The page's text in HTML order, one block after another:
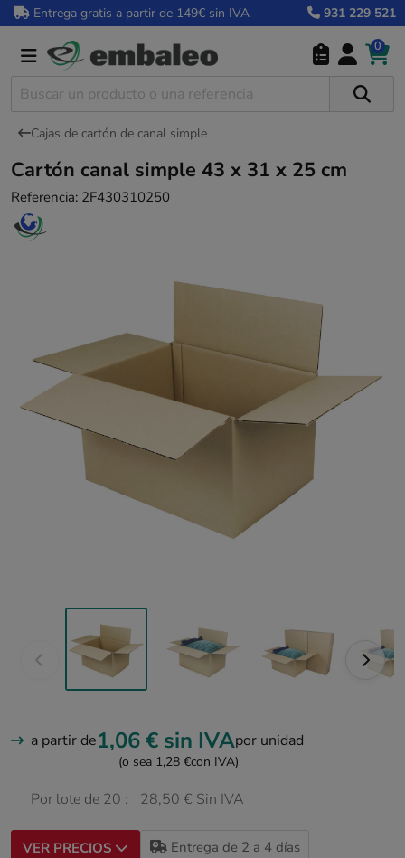
Entrega gratis a partir de 149€ sin IVA 931 229 521
0
Cajas de cartón de canal simple
Cartón canal simple 43 x 31 x 25 cm
Referencia: 2F430310250
a partir de1,06 € sin IVApor unidad
(o sea 1,28 €con IVA)
Por lote de 20 : 28,50 € Sin IVA
VER PRECIOS Entrega de 2 a 4 días